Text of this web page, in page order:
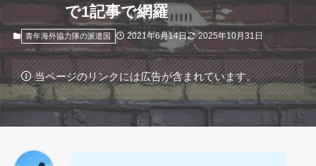
で1記事で網羅
青年海外協力隊の派遣国 2021年6月14日 2025年10月31日
当ページのリンクには広告が含まれています。